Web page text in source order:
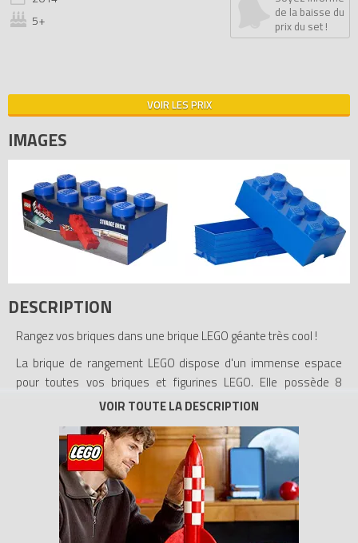
5+
de la baisse du
prix du set !
VOIR LES PRIX
IMAGES
DESCRIPTION
Rangez vos briques dans une brique LEGO géante très cool !
La brique de rangement LEGO dispose d'un immense espace
pour toutes vos briques et figurines LEGO. Elle possède 8
authentiques tenons LEGO qui s'emboîtent dans les autres
grandeur nature. La couleur bleue classique constitue un
formidable complément pour toutes les pièces de la maison. Un
formidable cadeau pour les fans de LEGO !
- Inclut un grand compartiment pour ranger des briques, des
figurines LEGO et plus encore